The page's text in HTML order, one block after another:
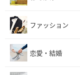
ファッション
恋愛・結婚